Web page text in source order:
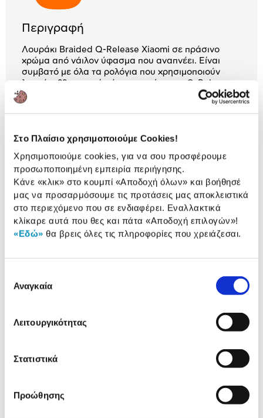
Στο Πλαίσιο χρησιμοποιούμε Cookies!
Χρησιμοποιούμε cookies, για να σου προσφέρουμε
προσωποποιημένη εμπειρία περιήγησης.
Κάνε «κλικ» στο κουμπί «Αποδοχή όλων» και βοήθησέ
μας να προσαρμόσουμε τις προτάσεις μας αποκλειστικά
στο περιεχόμενο που σε ενδιαφέρει. Εναλλακτικά
κλίκαρε αυτά που θες και πάτα «Αποδοχή επιλογών»!
«Εδώ» θα βρεις όλες τις πληροφορίες που χρειάζεσαι.
συγκατάθεσης
Αναγκαία
Λειτουργικότητας
Στατιστικά
Προώθησης
Περιγραφή
Λουράκι Braided Q-Release Xiaomi σε πράσινο
χρώμα από νάιλον ύφασμα που αναπνέει. Είναι
συμβατό με όλα τα ρολόγια που χρησιμοποιούν
λουράκι 22mm, ενώ χάρη στο σύστημα Q-Release
αφαιρείται πανεύκολα!
Αναλυτική
παρουσίαση
Αναλυτική παρουσίαση
Προδιαγραφές
προϊόντος
Χαρακτηριστικά
Αξιολογήσεις
Αξιολογήσεις
Δες τι κλίκαραν όσοι είδαν το ίδιο